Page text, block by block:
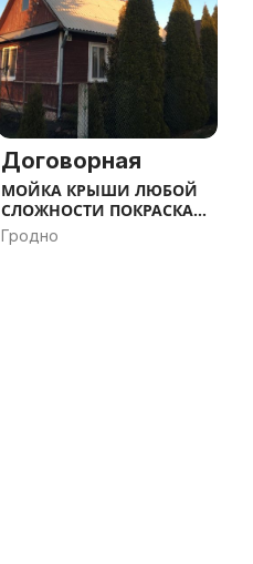
Договорная
МОЙКА КРЫШИ ЛЮБОЙ
СЛОЖНОСТИ ПОКРАСКА
КРОВЛИ
Гродно